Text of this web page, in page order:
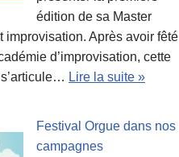
édition de sa Master
improvisation. Après avoir fêté
d’improvisation, cette
Lire la suite »
Festival Orgue dans nos
campagnes